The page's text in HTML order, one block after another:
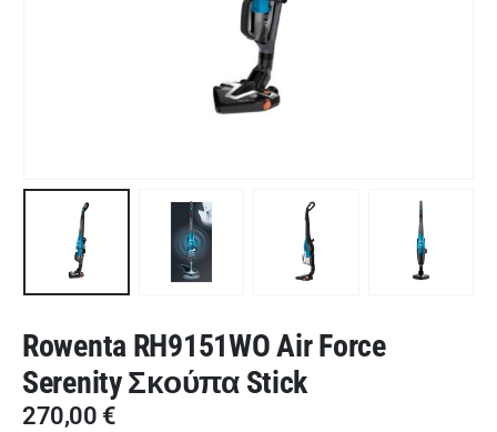
Rowenta RH9151WO Air Force
Serenity Σκούπα Stick
270,00 €